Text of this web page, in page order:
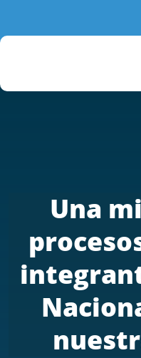
Una